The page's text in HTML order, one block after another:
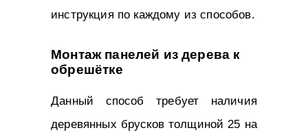
инструкция по каждому из способов.
Монтаж панелей из дерева к
обрешётке
Данный способ требует наличия
деревянных брусков толщиной 25 на